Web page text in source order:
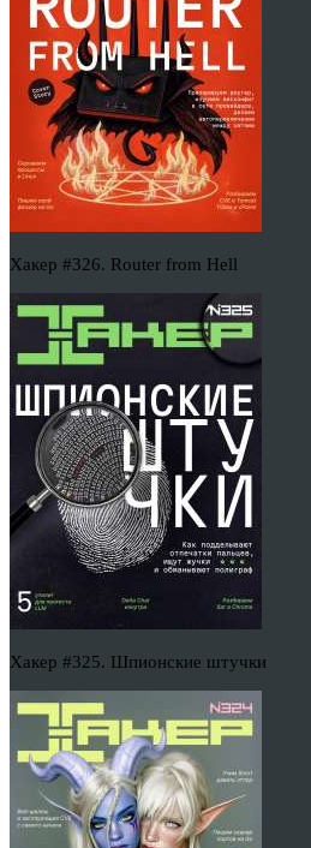
Хакер #326. Router from Hell
Хакер #325. Шпионские штучки